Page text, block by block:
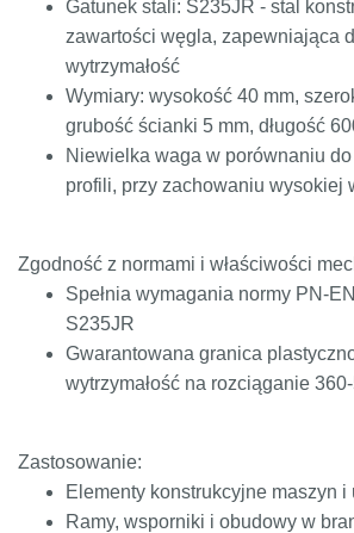
Gatunek stali: S235JR - stal
zawartości węgla, zapewniająca
wytrzymałość
Wymiary: wysokość 40 mm,
grubość ścianki 5 mm, długość
Niewielka waga w porównaniu
profili, przy zachowaniu wysokiej
Zgodność z normami i właściwości
Spełnia wymagania normy PN-
S235JR
Gwarantowana granica
wytrzymałość na rozciąganie
Zastosowanie:
Elementy konstrukcyjne maszyn i
Ramy, wsporniki i obudowy w